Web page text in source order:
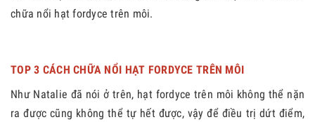
chữa nổi hạt fordyce trên môi.
TOP 3 CÁCH CHỮA NỔI HẠT FORDYCE TRÊN MÔI
Như Natalie đã nói ở trên, hạt fordyce trên môi không thể nặn
ra được cũng không thể tự hết được, vậy để điều trị dứt điểm,